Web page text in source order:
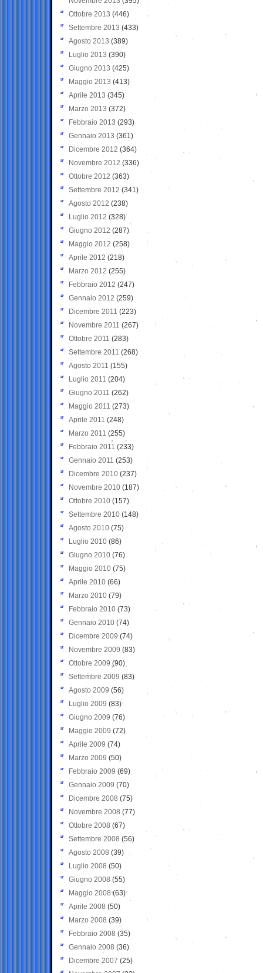
Ottobre 2013 (446)
Settembre 2013 (433)
Agosto 2013 (389)
Luglio 2013 (390)
Giugno 2013 (425)
Maggio 2013 (413)
Aprile 2013 (345)
Marzo 2013 (372)
Febbraio 2013 (293)
Gennaio 2013 (361)
Dicembre 2012 (364)
Novembre 2012 (336)
Ottobre 2012 (363)
Settembre 2012 (341)
Agosto 2012 (238)
Luglio 2012 (328)
Giugno 2012 (287)
Maggio 2012 (258)
Aprile 2012 (218)
Marzo 2012 (255)
Febbraio 2012 (247)
Gennaio 2012 (259)
Dicembre 2011 (223)
Novembre 2011 (267)
Ottobre 2011 (283)
Settembre 2011 (268)
Agosto 2011 (155)
Luglio 2011 (204)
Giugno 2011 (262)
Maggio 2011 (273)
Aprile 2011 (248)
Marzo 2011 (255)
Febbraio 2011 (233)
Gennaio 2011 (253)
Dicembre 2010 (237)
Novembre 2010 (187)
Ottobre 2010 (157)
Settembre 2010 (148)
Agosto 2010 (75)
Luglio 2010 (86)
Giugno 2010 (76)
Maggio 2010 (75)
Aprile 2010 (66)
Marzo 2010 (79)
Febbraio 2010 (73)
Gennaio 2010 (74)
Dicembre 2009 (74)
Novembre 2009 (83)
Ottobre 2009 (90)
Settembre 2009 (83)
Agosto 2009 (56)
Luglio 2009 (83)
Giugno 2009 (76)
Maggio 2009 (72)
Aprile 2009 (74)
Marzo 2009 (50)
Febbraio 2009 (69)
Gennaio 2009 (70)
Dicembre 2008 (75)
Novembre 2008 (77)
Ottobre 2008 (67)
Settembre 2008 (56)
Agosto 2008 (39)
Luglio 2008 (50)
Giugno 2008 (55)
Maggio 2008(63)
Aprile 2008 (50)
Marzo 2008 (39)
Febbraio 2008 (35)
Gennaio 2008 (36)
Dicembre 2007 (25)